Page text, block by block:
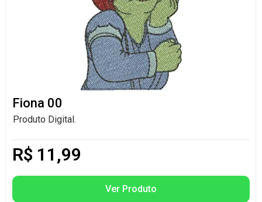
Fiona 00
Produto Digital.
R$ 11,99
Ver Produto